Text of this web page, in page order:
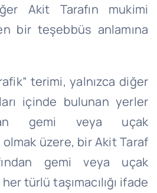
Akit Tarafın mukimi
bir teşebbüs anlamına
terimi, yalnızca diğer
içinde bulunan yerler
gemi veya uçak
üzere, bir Akit Taraf
gemi veya uçak
türlü taşımacılığı ifade